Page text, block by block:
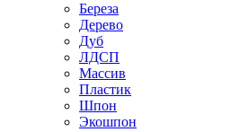
Береза
Дерево
Дуб
ЛДСП
Массив
Пластик
Шпон
Экошпон